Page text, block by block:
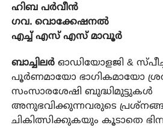
ഹിബ പർവീൻ
ഗവ. വൊക്കേഷനൽ
എച്ച് എസ് എസ് മാവൂർ
ബാച്ചിലർഓഡിയോളജി &
പൂർണമായോ ഭാഗികമായോ
സംസാരശേഷി ബുദ്ധിമുട്ടുകൾ
അനുഭവിക്കുന്നവരുടെ
ചികിത്സിക്കുകയും കൂടാതെ